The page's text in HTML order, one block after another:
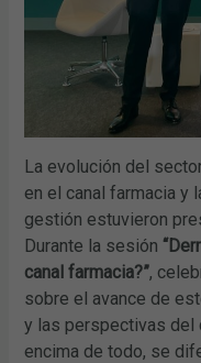
La evolución del
en el canal farmacia y
gestión estuvieron
Durante la sesión
canal farmacia?”,
sobre el avance de
y las perspectivas del
encima de todo, se